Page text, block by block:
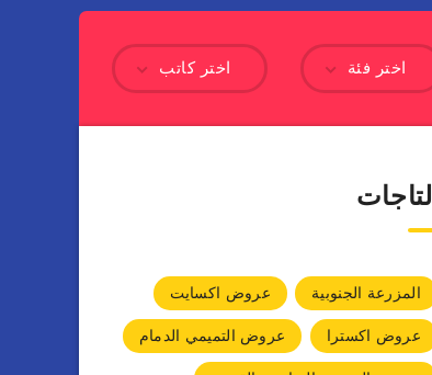
اختر كاتب اختر فئة
التاجات
المزرعة الجنوبية
عروض اكسايت
عروض اكسترا
عروض التميمي الدمام